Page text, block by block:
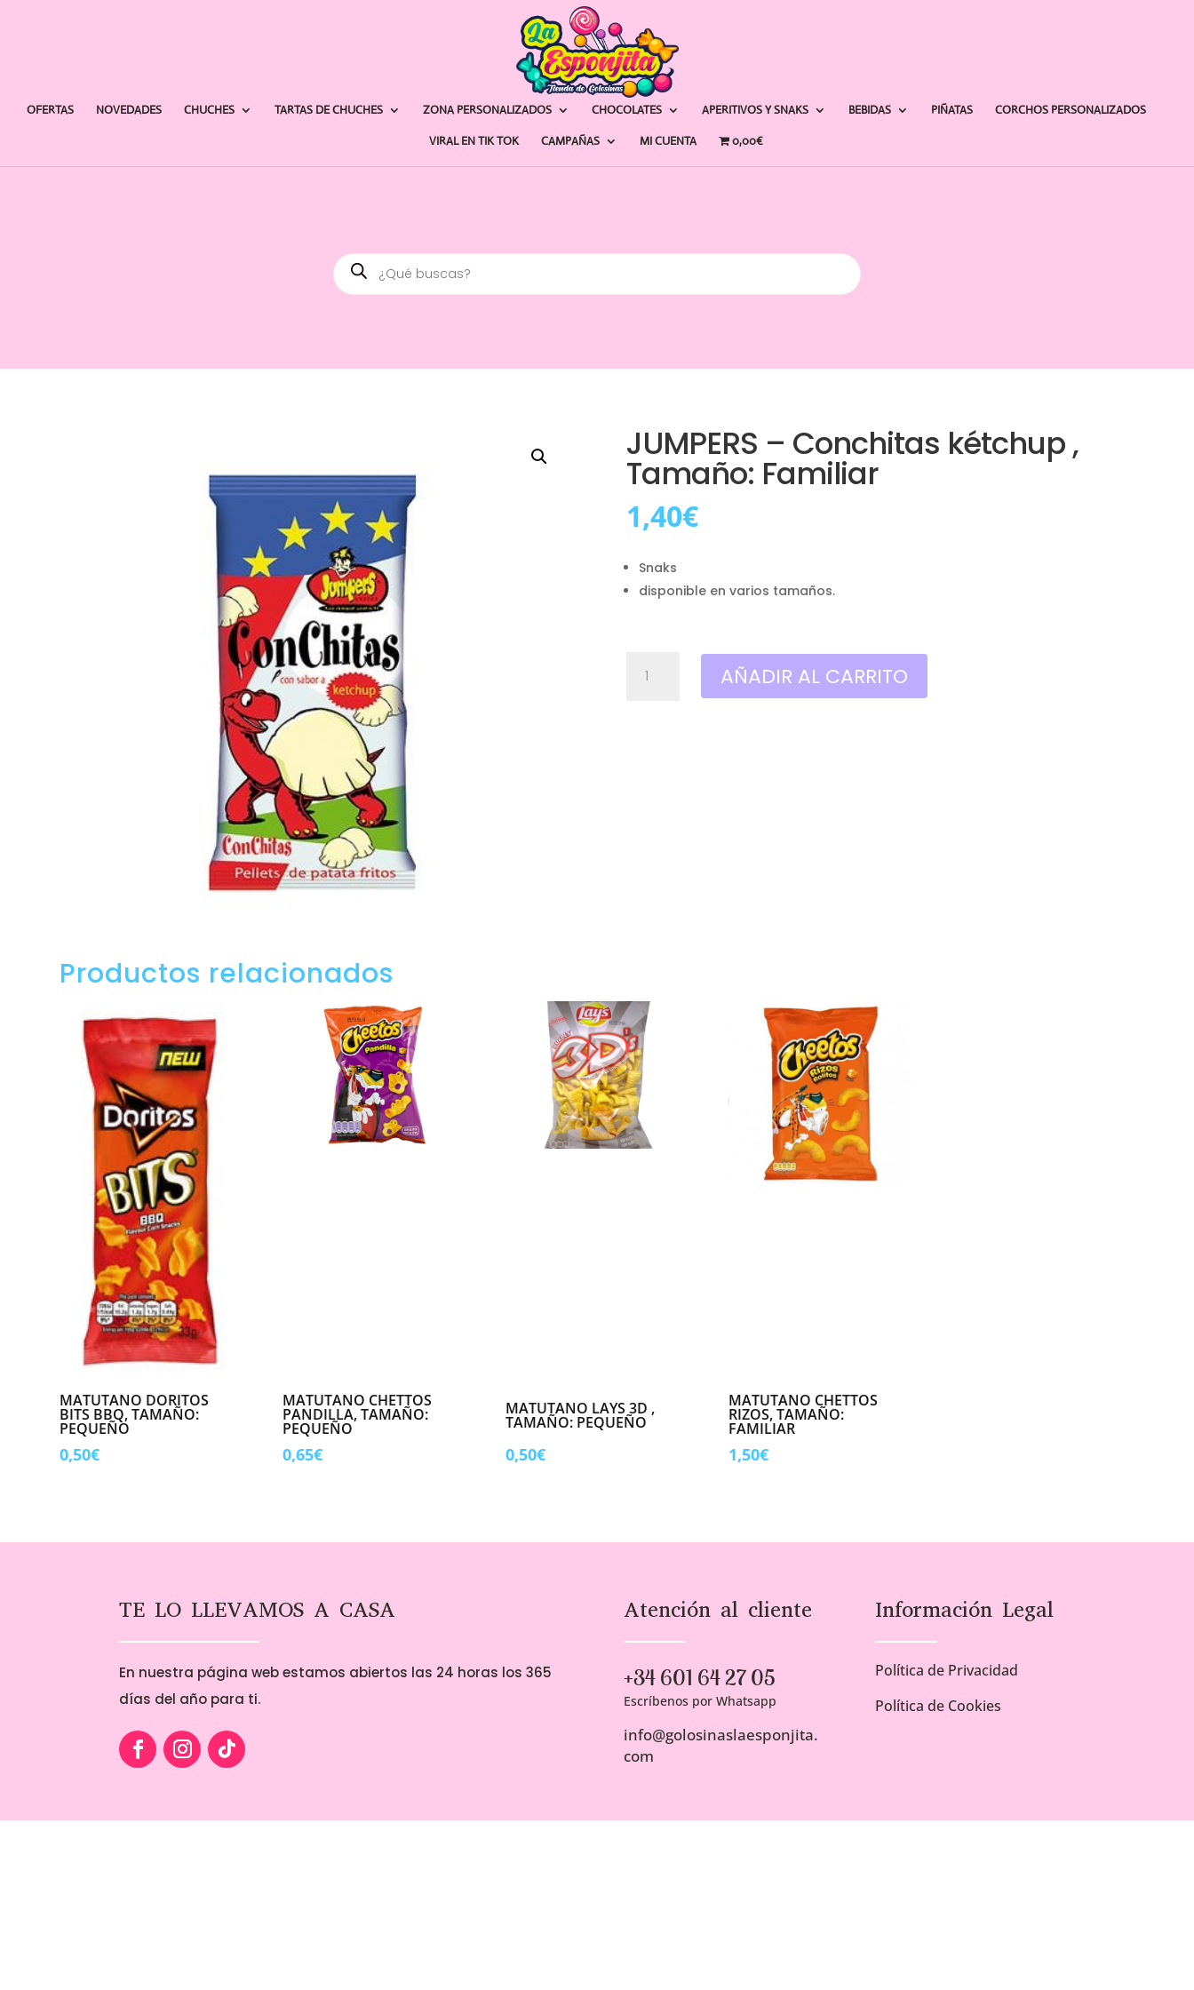
OFERTAS NOVEDADES CHUCHES TARTAS DE CHUCHES ZONA PERSONALIZADOS CHOCOLATES APERITIVOS Y SNAKS BEBIDAS PIÑATAS CORCHOS PERSONALIZADOS
VIRAL EN TIK TOK CAMPAÑAS MI CUENTA 0,00€
Búsqueda
de
productos
JUMPERS – Conchitas kétchup ,
Tamaño: Familiar
1,40€
Snaks
disponible en varios tamaños.
AÑADIR AL CARRITO
Productos relacionados
MATUTANO DORITOS
BITS BBQ, TAMAÑO:
PEQUEÑO
0,50€
MATUTANO CHETTOS
PANDILLA, TAMAÑO:
PEQUEÑO
0,65€
MATUTANO LAYS 3D ,
TAMAÑO: PEQUEÑO
0,50€
MATUTANO CHETTOS
RIZOS, TAMAÑO:
FAMILIAR
1,50€
TE LO LLEVAMOS A CASA
En nuestra página web estamos abiertos las 24 horas los 365
días del año para ti.
Atención al cliente
+34 601 64 27 05
Escríbenos por Whatsapp
info@golosinaslaesponjita.
com
Información Legal
Política de Privacidad
Política de Cookies